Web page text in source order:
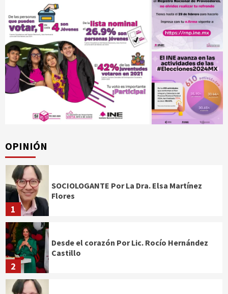
OPINIÓN
1
SOCIOLOGANTE Por La Dra. Elsa Martínez
Flores
2
Desde el corazón Por Lic. Rocío Hernández
Castillo